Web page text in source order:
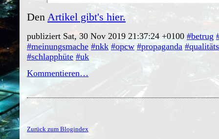
Den Artikel gibt's hier.
publiziert Sat, 30 Nov 2019 21:37:24 +0100 #betrug
#meinungsmache #nkk #opcw #propaganda
#schlapphüte #uk
Kommentieren…
Zurück zum Blogindex